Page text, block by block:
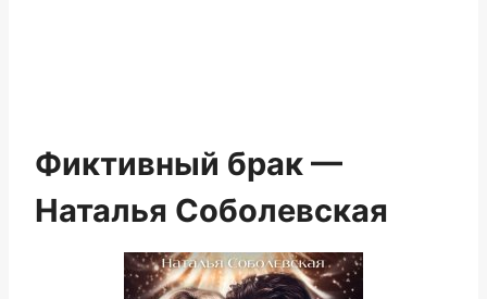
Фиктивный брак —
Наталья Соболевская